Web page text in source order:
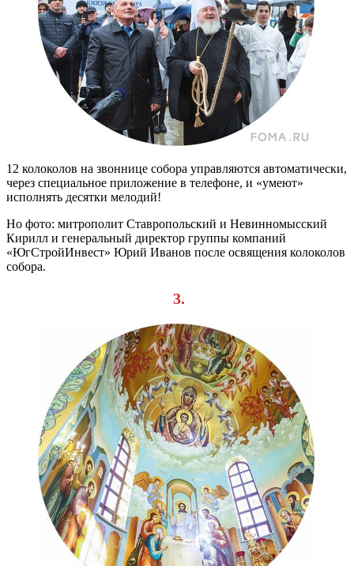
12 колоколов на звоннице собора управляются автоматически,
через специальное приложение в телефоне, и «умеют»
исполнять десятки мелодий!
Но фото: митрополит Ставропольский и Невинномысский
Кирилл и генеральный директор группы компаний
«ЮгСтройИнвест» Юрий Иванов после освящения колоколов
собора.
3.